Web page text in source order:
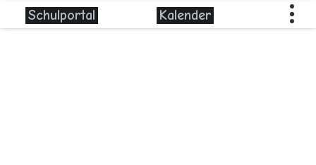
Schulportal Kalender